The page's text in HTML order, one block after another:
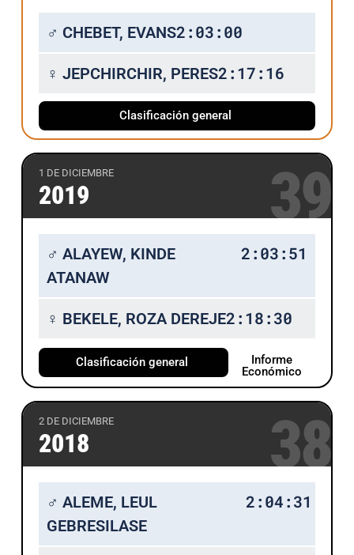
♂ CHEBET, EVANS2:03:00
♀ JEPCHIRCHIR, PERES2:17:16
Clasificación general
1 DE DICIEMBRE
2019 39
♂ ALAYEW, KINDE
ATANAW
2:03:51
♀ BEKELE, ROZA DEREJE2:18:30
Clasificación general
Informe
Económico
2 DE DICIEMBRE
2018 38
♂ ALEME, LEUL
GEBRESILASE
2:04:31